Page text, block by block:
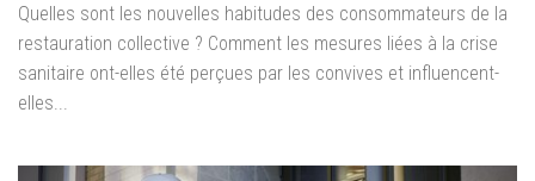
Quelles sont les nouvelles habitudes des consommateurs de la
restauration collective ? Comment les mesures liées à la crise
sanitaire ont-elles été perçues par les convives et influencent-
elles...